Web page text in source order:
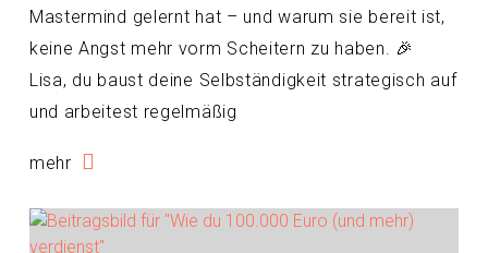
Mastermind gelernt hat – und warum sie bereit ist,
keine Angst mehr vorm Scheitern zu haben. 🎉
Lisa, du baust deine Selbständigkeit strategisch auf
und arbeitest regelmäßig
mehr